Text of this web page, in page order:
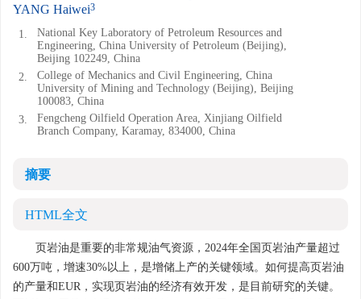
YANG Haiwei3
1.
National Key Laboratory of Petroleum Resources and
Engineering, China University of Petroleum (Beijing),
Beijing 102249, China
2.
College of Mechanics and Civil Engineering, China
University of Mining and Technology (Beijing), Beijing
100083, China
3.
Fengcheng Oilfield Operation Area, Xinjiang Oilfield
Branch Company, Karamay, 834000, China
摘要
HTML全文
页岩油是重要的非常规油气资源，2024年全国页岩油产量超过
600万吨，增速30%以上，是增储上产的关键领域。如何提高页岩油
的产量和EUR，实现页岩油的经济有效开发，是目前研究的关键。